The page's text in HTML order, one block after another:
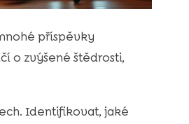
příspěvky
o zvýšené štědrosti,
Identifikovat, jaké